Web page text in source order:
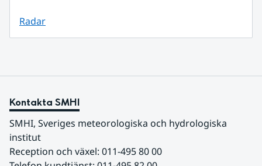
Radar
Kontakta SMHI
SMHI, Sveriges meteorologiska och hydrologiska
institut
Reception och växel: 011-495 80 00